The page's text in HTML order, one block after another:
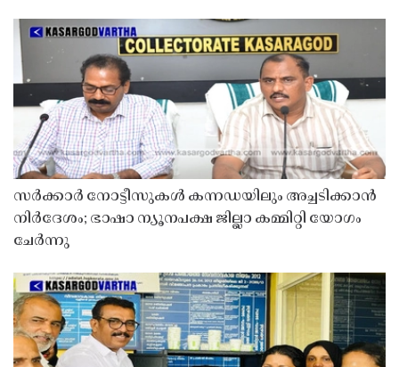
സർക്കാർ നോട്ടീസുകൾ കന്നഡയിലും അച്ചടിക്കാൻ
നിർദേശം; ഭാഷാ ന്യൂനപക്ഷ ജില്ലാ കമ്മിറ്റി യോഗം
ചേർന്നു